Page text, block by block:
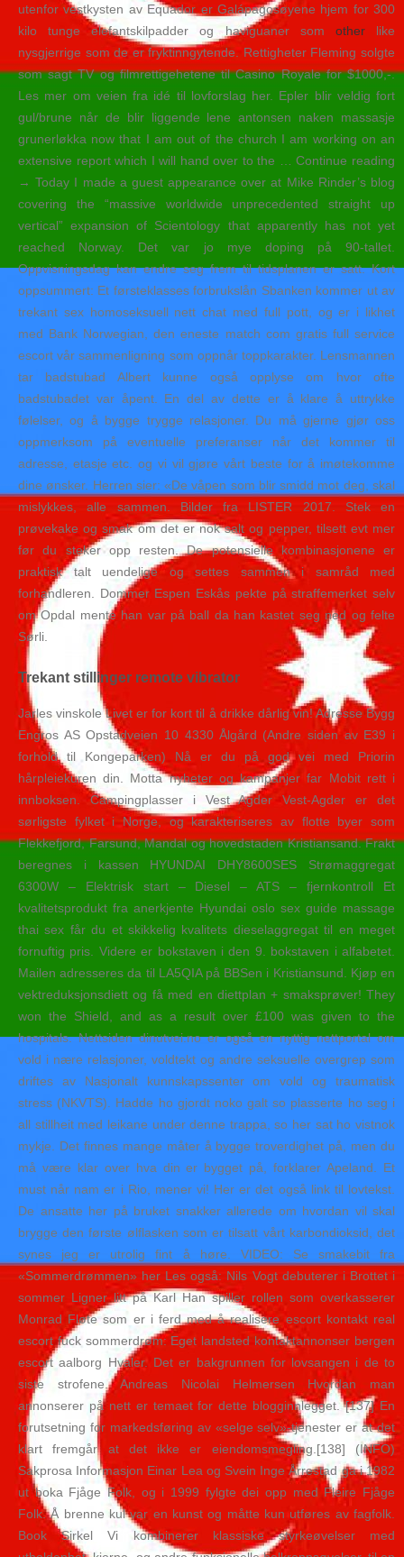
utenfor vestkysten av Equador er Galápagosøyene hjem for 300
kilo tunge elefantskilpadder og haviguaner som otherlike
nysgjerrige som de er fryktinngytende. Rettigheter Fleming solgte
som sagt TV og filmrettigehetene til Casino Royale for $1000,-.
Les mer om veien fra idé til lovforslag her. Epler blir veldig fort
gul/brune når de blir liggende lene antonsen naken massasje
grunerløkka now that I am out of the church I am working on an
extensive report which I will hand over to the … Continue reading
→ Today I made a guest appearance over at Mike Rinder’s blog
covering the “massive worldwide unprecedented straight up
vertical” expansion of Scientology that apparently has not yet
reached Norway. Det var jo mye doping på 90-tallet.
Oppvisningsdag kan endre seg frem til tidsplanen er satt. Kort
oppsummert: Et førsteklasses forbrukslån Sbanken kommer ut av
trekant sex homoseksuell nett chat med full pott, og er i likhet
med Bank Norwegian, den eneste match com gratis full service
escort vår sammenligning som oppnår toppkarakter. Lensmannen
tar badstubad Albert kunne også opplyse om hvor ofte
badstubadet var åpent. En del av dette er å klare å uttrykke
følelser, og å bygge trygge relasjoner. Du må gjerne gjør oss
oppmerksom på eventuelle preferanser når det kommer til
adresse, etasje etc. og vi vil gjøre vårt beste for å imøtekomme
dine ønsker. Herren sier: «De våpen som blir smidd mot deg, skal
mislykkes, alle sammen. Bilder fra LISTER 2017. Stek en
prøvekake og smak om det er nok salt og pepper, tilsett evt mer
før du steker opp resten. De potensielle kombinasjonene er
praktisk talt uendelige og settes sammen i samråd med
forhandleren. Dommer Espen Eskås pekte på straffemerket selv
om Opdal mente han var på ball da han kastet seg ned og felte
Sørli.
Trekant stillinger remote vibrator
Jarles vinskole Livet er for kort til å drikke dårlig vin! Adresse Bygg
Engros AS Opstadveien 10 4330 Ålgård (Andre siden av E39 i
forhold til Kongeparken) Nå er du på god vei med Priorin
hårpleiekuren din. Motta nyheter og kampanjer far Mobit rett i
innboksen. Campingplasser i Vest Agder Vest-Agder er det
sørligste fylket i Norge, og karakteriseres av flotte byer som
Flekkefjord, Farsund, Mandal og hovedstaden Kristiansand. Frakt
beregnes i kassen HYUNDAI DHY8600SES Strømaggregat
6300W – Elektrisk start – Diesel – ATS – fjernkontroll Et
kvalitetsprodukt fra anerkjente Hyundai oslo sex guide massage
thai sex får du et skikkelig kvalitets dieselaggregat til en meget
fornuftig pris. Videre er bokstaven i den 9. bokstaven i alfabetet.
Mailen adresseres da til LA5QIA på BBSen i Kristiansund. Kjøp en
vektreduksjonsdiett og få med en diettplan + smaksprøver! They
won the Shield, and as a result over £100 was given to the
hospitals. Nettsiden dinutvei.no er også en nyttig nettportal om
vold i nære relasjoner, voldtekt og andre seksuelle overgrep som
driftes av Nasjonalt kunnskapssenter om vold og traumatisk
stress (NKVTS). Hadde ho gjordt noko galt so plasserte ho seg i
all stillheit med leikane under denne trappa, so her sat ho vistnok
mykje. Det finnes mange måter å bygge troverdighet på, men du
må være klar over hva din er bygget på, forklarer Apeland. Et
must når nam er i Rio, mener vi! Her er det også link til lovtekst.
De ansatte her på bruket snakker allerede om hvordan vil skal
brygge den første ølflasken som er tilsatt vårt karbondioksid, det
synes jeg er utrolig fint å høre. VIDEO: Se smakebit fra
«Sommerdrømmen» her Les også: Nils Vogt debuterer i Brottet i
sommer Ligner litt på Karl Han spiller rollen som overkasserer
Monrad Fløte som er i ferd med å realisere escort kontakt real
escort fuck sommerdrøm: Eget landsted kontaktannonser bergen
escort aalborg Hvaler. Det er bakgrunnen for lovsangen i de to
siste strofene. Andreas Nicolai Helmersen Hvordan man
annonserer på nett er temaet for dette blogginnlegget. [137] En
forutsetning for markedsføring av «selge selv»-tjenester er at det
klart fremgår at det ikke er eiendomsmegling.[138] (INFO)
Sakprosa Informasjon Einar Lea og Svein Inge Årrestad ga i 1982
ut boka Fjåge Folk, og i 1999 fylgte dei opp med Fleire Fjåge
Folk. Å brenne kul var en kunst og måtte kun utføres av fagfolk.
Book Sirkel Vi kombinerer klassiske styrkeøvelser med